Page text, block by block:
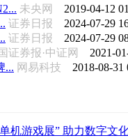
未央网 2019-04-12
证券日报 2024-07-29
证券日报 2024-07-29
证券报·中证网 2021-
... 网易科技 2018-08-31
机游戏展” 助力数字文